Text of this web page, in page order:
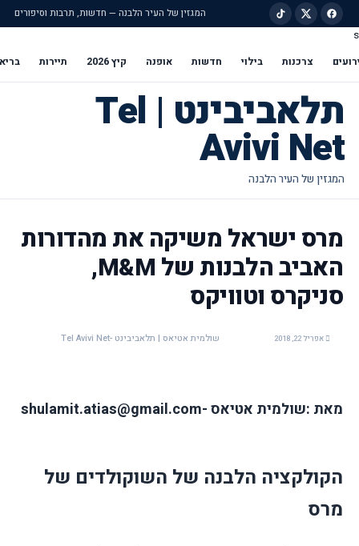
המגזין של העיר הלבנה — חדשות, תרבות וסיפורים
s
צרכנות בילוי חדשות אופנה קיץ 2026 תיירות
תלאביבינט | Tel
Avivi Net
מרס ישראל משיקה את מהדורות
האביב הלבנות של M&M,
סניקרס וטוויקס
אפריל 22, 2018 שולמית אטיאס | תלאביבינט -Tel Avivi Net
מאת :שולמית אטיאס -shulamit.atias@gmail.com
הקולקציה הלבנה של השוקולדים של
מרס